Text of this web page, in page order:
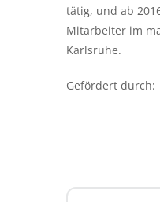
tätig, und ab
Mitarbeiter im
Karlsruhe.
Gefördert durch: